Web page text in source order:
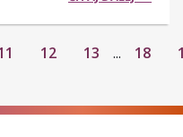
12 13 ... 18